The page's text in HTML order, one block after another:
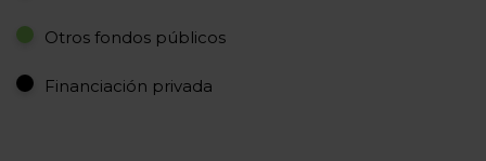
Otros fondos públicos
Financiación privada